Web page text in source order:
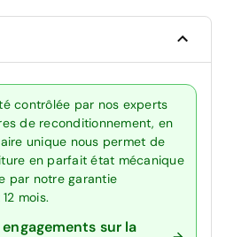
contrôlée par nos experts
de reconditionnement, en
unique nous permet de
en parfait état mécanique
par notre garantie
mois.
sur la